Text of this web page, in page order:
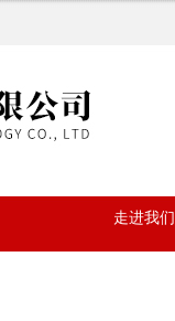
走进我们